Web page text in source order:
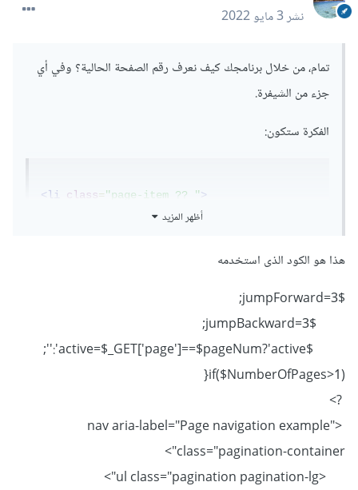
نشر3 مايو 2022
تمام، من خلال برنامجك كيف نعرف رقم الصفحة الحالية؟ وفي أي
جزء من الشيفرة.
الفكرة ستكون:
<li class="page-item ?? ">
..) {
echo
حيث نضع شرط مضمن فيه php tags
أظهر المزيد
هذا هو الكود الذى استخدمه
$jumpForward=3;
$jumpBackward=3;
$active=$_GET['page']==$pageNum?'active':'';
if($NumberOfPages>1){
?>
<nav aria-label="Page navigation example"
class="pagination-container">
<ul class="pagination pagination-lg">